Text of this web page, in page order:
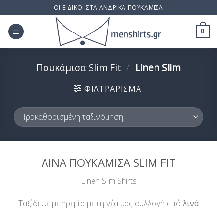
to
content
ΟΙ ΕΙΔΙΚΟΙ ΣΤΑ ΑΝΔΡΙΚΑ ΠΟΥΚΑΜΙΣΑ
0
Πουκάμισα Slim Fit / Linen Slim
ΦΙΛΤΡΆΡΙΣΜΑ
ΛΙΝΑ ΠΟΥΚΑΜΙΣΑ SLIM FIT
Linen Slim Shirts
Ταξίδεψε με ηρεμία με τη νέα μας συλλογή από λινά